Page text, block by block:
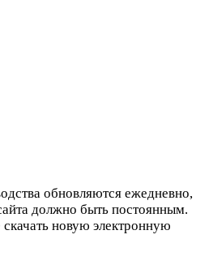
обновляются ежедневно,
должно быть постоянным.
новую электронную